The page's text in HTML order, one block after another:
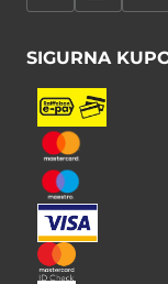
SIGURNA